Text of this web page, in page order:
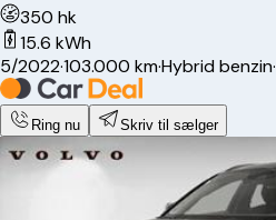
350 hk
15.6 kWh
5/2022·103.000 km·Hybrid benzin·
Ring nu Skriv til sælger